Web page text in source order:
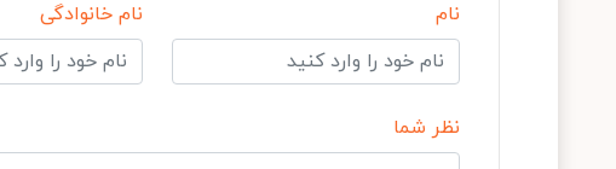
نام نام خانوادگی
نظر شما